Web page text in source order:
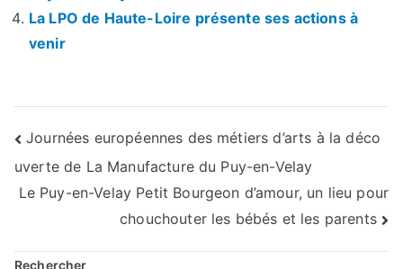
La LPO de Haute-Loire présente ses actions à
venir
Navigation
de
Journées européennes des métiers d’arts à la déco
uverte de La Manufacture du Puy-en-Velay
Le Puy-en-Velay Petit Bourgeon d’amour, un lieu pour
chouchouter les bébés et les parents
Rechercher